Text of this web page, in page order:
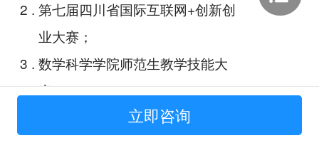
2 . 第七届四川省国际互联网+创新创
业大赛；
3 . 数学科学学院师范生教学技能大
赛；
某市某小学科学组科学老师；
立即咨询